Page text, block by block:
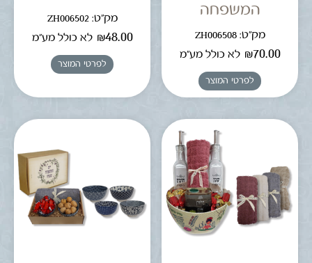
המשפחה
מק"ט: ZH006508
₪70.00 לא כולל מע"מ
לפרטי המוצר
מק"ט: ZH006502
₪48.00 לא כולל מע"מ
לפרטי המוצר